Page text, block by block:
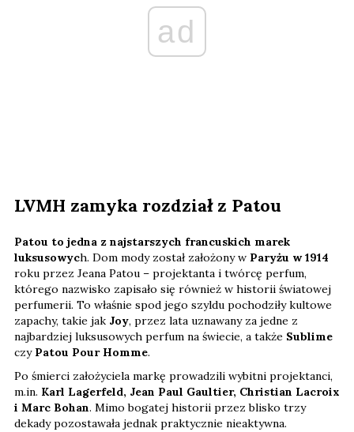
ad
LVMH zamyka rozdział z Patou
Patou to jedna z najstarszych francuskich marek
luksusowych. Dom mody został założony w Paryżu w 1914
roku przez Jeana Patou – projektanta i twórcę perfum,
którego nazwisko zapisało się również w historii światowej
perfumerii. To właśnie spod jego szyldu pochodziły kultowe
zapachy, takie jak Joy, przez lata uznawany za jedne z
najbardziej luksusowych perfum na świecie, a także Sublime
czy Patou Pour Homme.
Po śmierci założyciela markę prowadzili wybitni projektanci,
m.in. Karl Lagerfeld, Jean Paul Gaultier, Christian Lacroix
i Marc Bohan. Mimo bogatej historii przez blisko trzy
dekady pozostawała jednak praktycznie nieaktywna.